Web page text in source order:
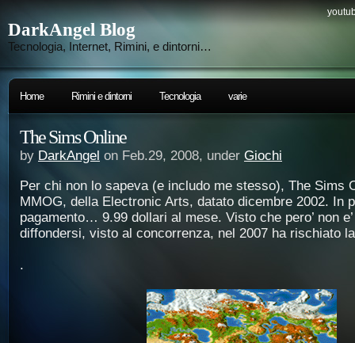
DarkAngel Blog
Tecnologia, Internet, Rimini, e dintorni…
Home Rimini e dintorni Tecnologia varie
The Sims Online
by DarkAngel on Feb.29, 2008, under Giochi
Per chi non lo sapeva (e includo me stesso), The Sims
MMOG, della Electronic Arts, datato dicembre 2002. In
pagamento… 9.99 dollari al mese. Visto che pero’ non
diffondersi, visto al concorrenza, nel 2007 ha rischiato
.